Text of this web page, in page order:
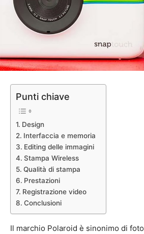
Punti chiave
Design
Interfaccia e memoria
Editing delle immagini
Stampa Wireless
Qualità di stampa
Prestazioni
Registrazione video
Conclusioni
Il marchio Polaroid è sinonimo di